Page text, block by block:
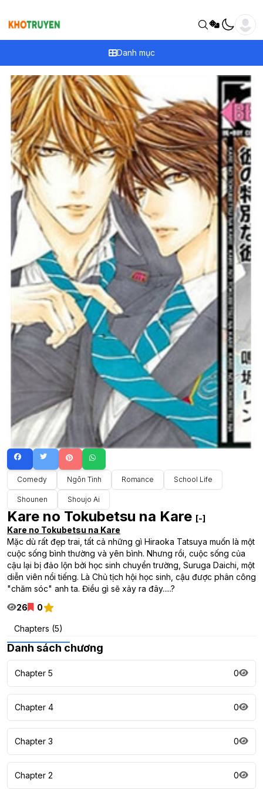
Danh mục
Comedy Ngôn Tình Romance School Life
Shounen Shoujo Ai
Kare no Tokubetsu na Kare [-]
Kare no Tokubetsu na Kare
Mặc dù rất đẹp trai, tất cả những gì Hiraoka Tatsuya muốn là một
cuộc sống bình thường và yên bình. Nhưng rồi, cuộc sống của
cậu lại bị đảo lộn bởi học sinh chuyển trường, Suruga Daichi, một
diễn viên nổi tiếng. Là Chủ tịch hội học sinh, cậu được phân công
"chăm sóc" anh ta. Điều gì sẽ xảy ra đây.....?
26
0
Chapters (5)
Danh sách chương
Chapter 5 0
Chapter 4 0
Chapter 3 0
Chapter 2 0